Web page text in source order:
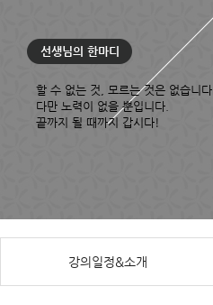
선생님의 한마디
할 수 없는 것, 모르는 것은 없습니다.
다만 노력이 없을 뿐입니다.
끝까지 될 때까지 갑시다! ​
강의일정&소개